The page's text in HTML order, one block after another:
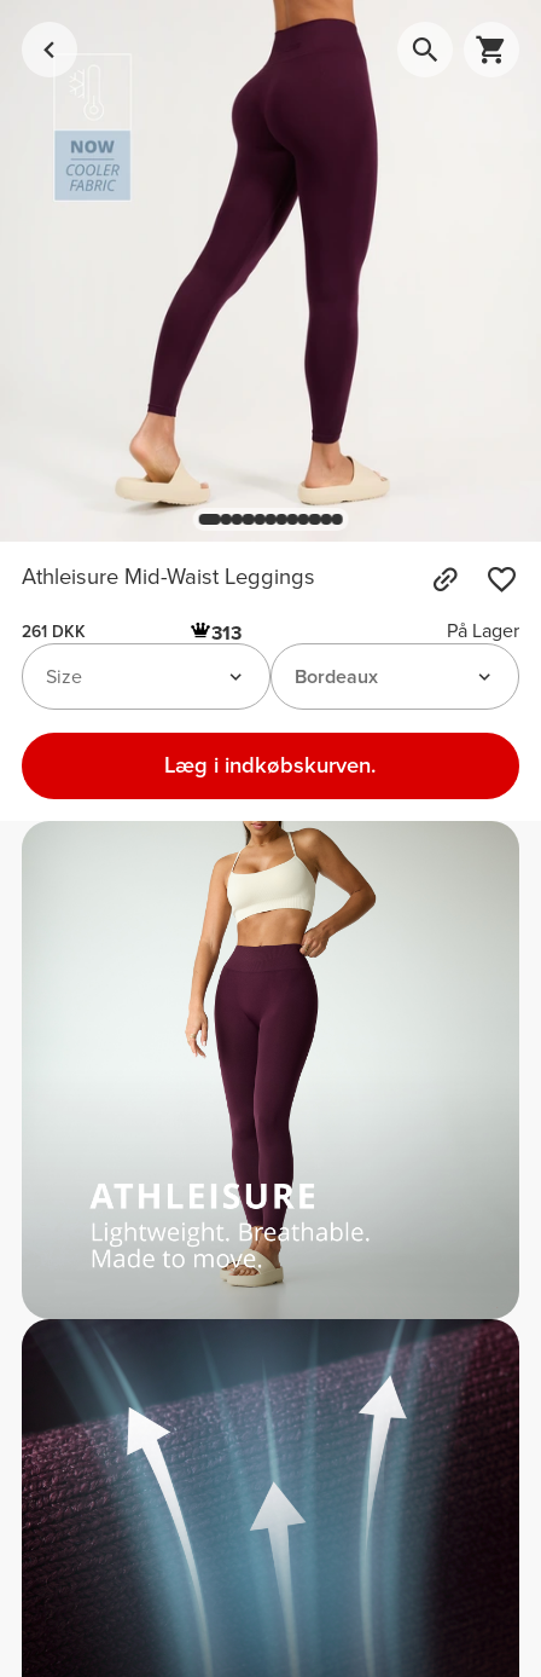
Athleisure Mid-Waist Leggings
261 DKK 313
På Lager
Bordeaux
Size
Læg i indkøbskurven.